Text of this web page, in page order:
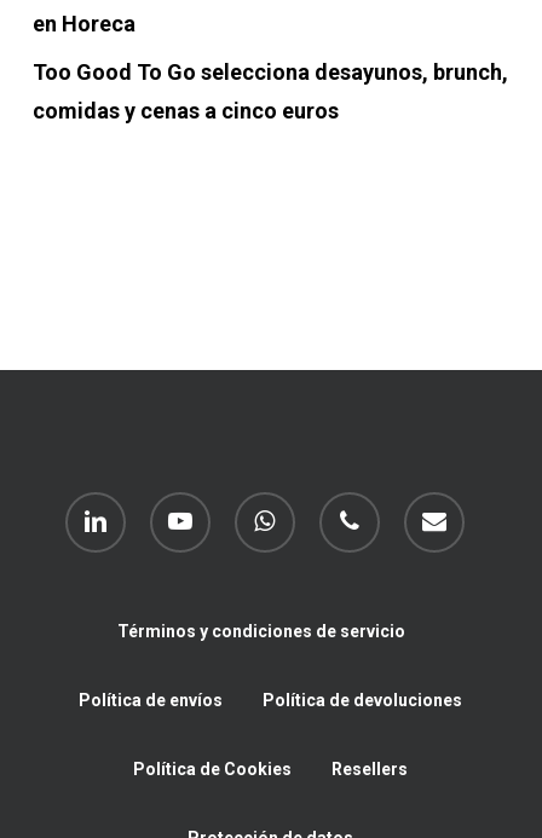
en Horeca
Too Good To Go selecciona desayunos, brunch,
comidas y cenas a cinco euros
linkedin youtube whatsapp phone email
Términos y condiciones de servicio
Política de envíos Política de devoluciones
Política de Cookies Resellers